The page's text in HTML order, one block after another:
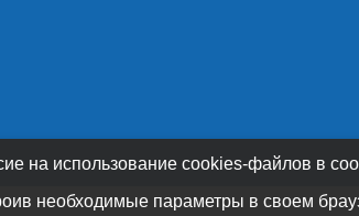
на использование cookies-файлов в
необходимые параметры в своем